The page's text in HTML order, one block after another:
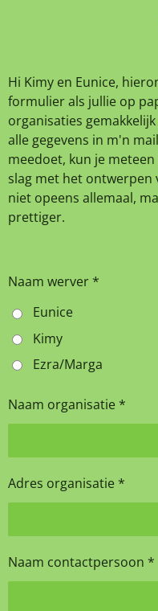
de
hoofdinhoud
Hi Kimy en Eunice,
formulier als jullie op
organisaties
alle gegevens in m'n
meedoet, kun je
slag met het ontwerpen
niet opeens allemaal,
prettiger.
Naam werver *
Eunice
Kimy
Ezra/Marga
Naam organisatie *
Adres organisatie *
Naam contactpersoon *